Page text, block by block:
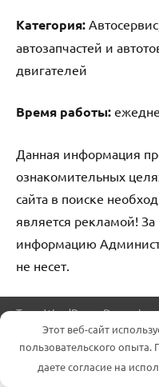
Категория:
автозапчастей и
двигателей
Время работы:
Данная информация
ознакомительных
сайта в поиске
является рекламой!
информацию
не несет.
Тема WordPress: Dynamico
Этот веб-сайт
пользовательского
даете согласие на